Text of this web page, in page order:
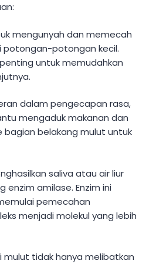
mengunyah dan memecah
potongan-potongan kecil.
untuk memudahkan
dalam pengecapan rasa,
mengaduk makanan dan
bagian belakang mulut untuk
saliva atau air liur
enzim amilase. Enzim ini
pemecahan
menjadi molekul yang lebih
mulut tidak hanya melibatkan